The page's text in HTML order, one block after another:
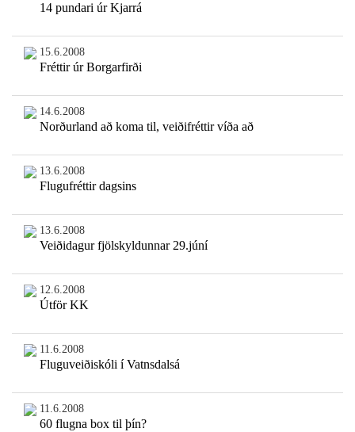
14 pundari úr Kjarrá
15.6.2008
Fréttir úr Borgarfirði
14.6.2008
Norðurland að koma til, veiðifréttir víða að
13.6.2008
Flugufréttir dagsins
13.6.2008
Veiðidagur fjölskyldunnar 29.júní
12.6.2008
Útför KK
11.6.2008
Fluguveiðiskóli í Vatnsdalsá
11.6.2008
60 flugna box til þín?